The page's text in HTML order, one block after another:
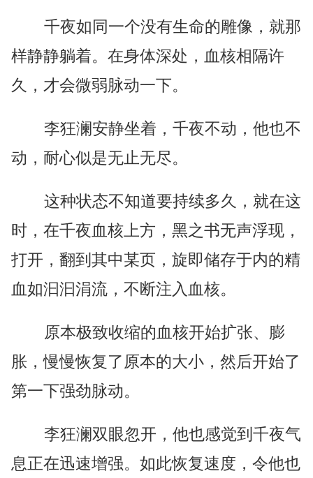
千夜如同一个没有生命的雕像，就那
样静静躺着。在身体深处，血核相隔许
久，才会微弱脉动一下。
李狂澜安静坐着，千夜不动，他也不
动，耐心似是无止无尽。
这种状态不知道要持续多久，就在这
时，在千夜血核上方，黑之书无声浮现，
打开，翻到其中某页，旋即储存于内的精
血如汩汩涓流，不断注入血核。
原本极致收缩的血核开始扩张、膨
胀，慢慢恢复了原本的大小，然后开始了
第一下强劲脉动。
李狂澜双眼忽开，他也感觉到千夜气
息正在迅速增强。如此恢复速度，令他也